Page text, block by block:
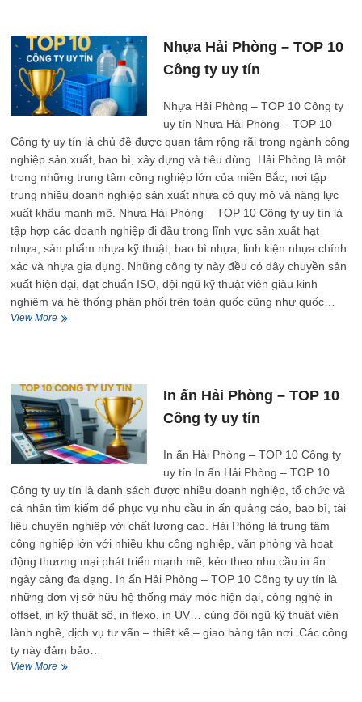
TOP
10
Công
ty
uy
tín
Nhựa Hải Phòng – TOP 10
Công ty uy tín
Nhựa Hải Phòng – TOP 10 Công ty
uy tín Nhựa Hải Phòng – TOP 10
Công ty uy tín là chủ đề được quan tâm rộng rãi trong ngành công
nghiệp sản xuất, bao bì, xây dựng và tiêu dùng. Hải Phòng là một
trong những trung tâm công nghiệp lớn của miền Bắc, nơi tập
trung nhiều doanh nghiệp sản xuất nhựa có quy mô và năng lực
xuất khẩu mạnh mẽ. Nhựa Hải Phòng – TOP 10 Công ty uy tín là
tập hợp các doanh nghiệp đi đầu trong lĩnh vực sản xuất hạt
nhựa, sản phẩm nhựa kỹ thuật, bao bì nhựa, linh kiện nhựa chính
xác và nhựa gia dụng. Những công ty này đều có dây chuyền sản
xuất hiện đại, đạt chuẩn ISO, đội ngũ kỹ thuật viên giàu kinh
nghiệm và hệ thống phân phối trên toàn quốc cũng như quốc…
View MoreNhựa
10
Công
ty
uy
tín
In ấn Hải Phòng – TOP 10
Công ty uy tín
In ấn Hải Phòng – TOP 10 Công ty
uy tín In ấn Hải Phòng – TOP 10
Công ty uy tín là danh sách được nhiều doanh nghiệp, tổ chức và
cá nhân tìm kiếm để phục vụ nhu cầu in ấn quảng cáo, bao bì, tài
liệu chuyên nghiệp với chất lượng cao. Hải Phòng là trung tâm
công nghiệp lớn với nhiều khu công nghiệp, văn phòng và hoạt
động thương mại phát triển mạnh mẽ, kéo theo nhu cầu in ấn
ngày càng đa dạng. In ấn Hải Phòng – TOP 10 Công ty uy tín là
những đơn vị sở hữu hệ thống máy móc hiện đại, công nghệ in
offset, in kỹ thuật số, in flexo, in UV… cùng đội ngũ kỹ thuật viên
lành nghề, dịch vụ tư vấn – thiết kế – giao hàng tận nơi. Các công
ty này đảm bảo…
View MoreIn